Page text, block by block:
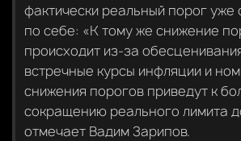
фактически реальный порог уже
по себе: «К тому же снижение
происходит из-за
встречные курсы инфляции и
снижения порогов приведут к
сокращению реального лимита
отмечает Вадим Зарипов.